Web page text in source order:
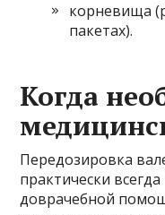
корневища
пакетах).
Когда
Передозировка
практически
доврачебной